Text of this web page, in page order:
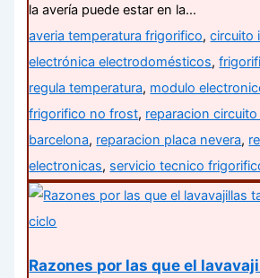
la avería puede estar en la…
averia temperatura frigorifico,circuito
electrónica electrodomésticos,
regula temperatura, modulo
frigorifico no frost, reparacion
barcelona, reparacion placa nevera,
electronicas, servicio tecnico
Razones por las que el